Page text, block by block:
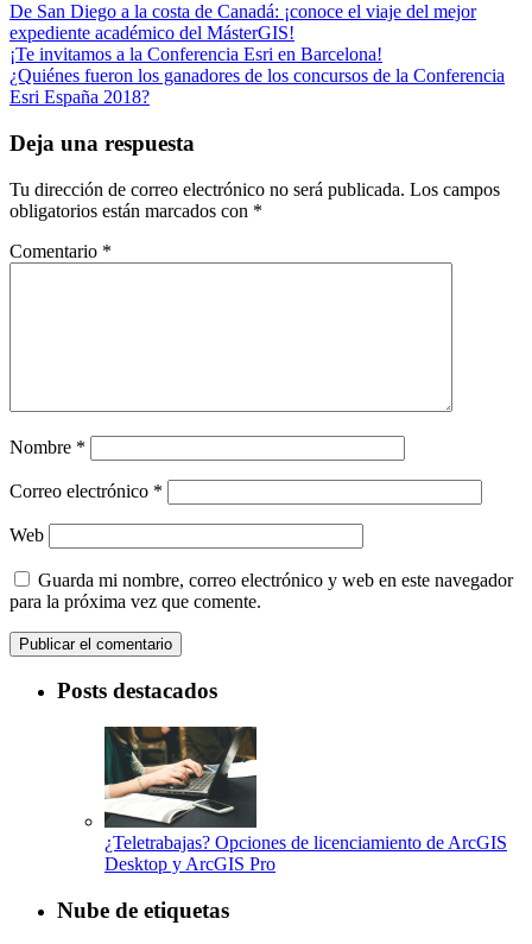
De San Diego a la costa de Canadá: ¡conoce el viaje del mejor
expediente académico del MásterGIS!
¡Te invitamos a la Conferencia Esri en Barcelona!
¿Quiénes fueron los ganadores de los concursos de la Conferencia
Esri España 2018?
Deja una respuesta
Tu dirección de correo electrónico no será publicada. Los campos
obligatorios están marcados con *
Comentario *
Nombre *
Correo electrónico *
Web
Guarda mi nombre, correo electrónico y web en este navegador
para la próxima vez que comente.
Posts destacados
¿Teletrabajas? Opciones de licenciamiento de ArcGIS
Desktop y ArcGIS Pro
Nube de etiquetas